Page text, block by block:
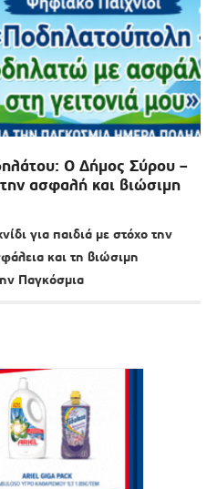
Ο Δήμος Σύρου –
ασφαλή και βιώσιμη
για παιδιά με στόχο την
και τη βιώσιμη
Παγκόσμια